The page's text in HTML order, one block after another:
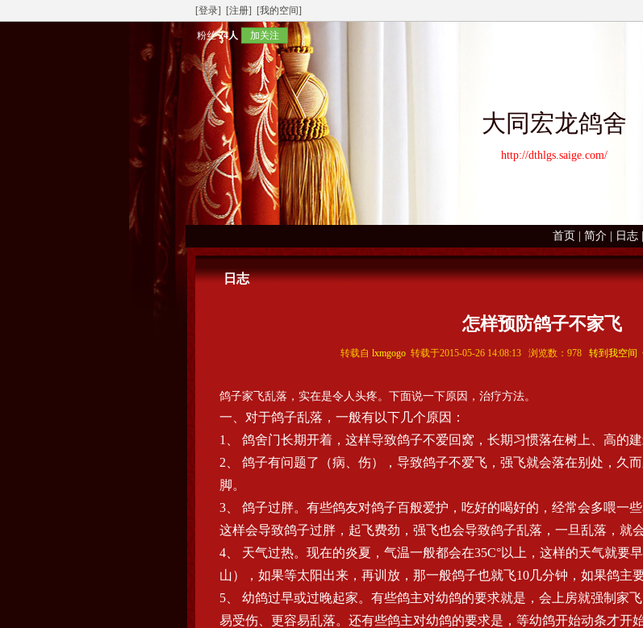
[登录] [注册] [我的空间]
粉丝24人 加关注
大同宏龙鸽舍
http://dthlgs.saige.com/
首页 简介 日志
日志
怎样预防鸽子不家飞
转载自 lxmgogo 转载于2015-05-26 14:08:13 浏览数：978 转到我空间
鸽子家飞乱落，实在是令人头疼。下面说一下原因，治疗方法。
一、对于鸽子乱落，一般有以下几个原因：
1、 鸽舍门长期开着，这样导致鸽子不爱回窝，长期习惯落在树上、高的
2、 鸽子有问题了（病、伤），导致鸽子不爱飞，强飞就会落在别处，久
脚。
3、 鸽子过胖。有些鸽友对鸽子百般爱护，吃好的喝好的，经常会多喂一
这样会导致鸽子过胖，起飞费劲，强飞也会导致鸽子乱落，一旦乱落，就
4、 天气过热。现在的炎夏，气温一般都会在35C°以上，这样的天气就要
山），如果等太阳出来，再训放，那一般鸽子也就飞10几分钟，如果鸽主
5、 幼鸽过早或过晚起家。有些鸽主对幼鸽的要求就是，会上房就强制家
易受伤、更容易乱落。还有些鸽主对幼鸽的要求是，等幼鸽开始动条才开